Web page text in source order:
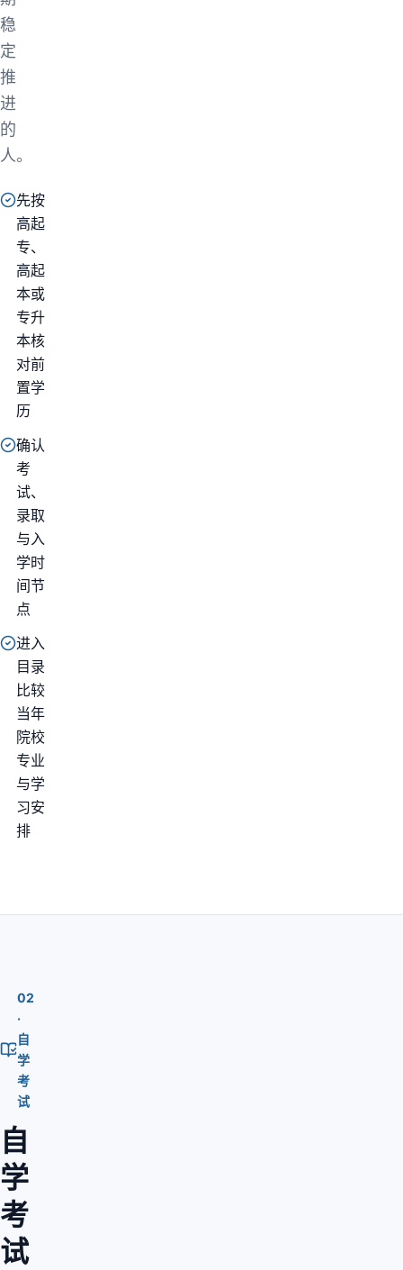
稳
定
推
进
的
人。
先按
高起
专、
高起
本或
专升
本核
对前
置学
历
确认
考
试、
录取
与入
学时
间节
点
进入
目录
比较
当年
院校
专业
与学
习安
排
02
·
自
学
考
试
自
学
考
试